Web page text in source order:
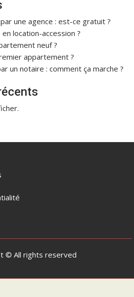
une agence : est-ce gratuit ?
location-accession ?
neuf ?
appartement ?
un notaire : comment ça marche ?
© All rights reserved